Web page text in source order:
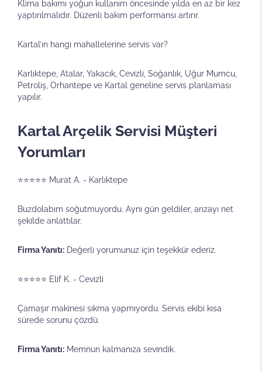
Klima bakımı yoğun kullanım öncesinde yılda en az bir kez
yaptırılmalıdır. Düzenli bakım performansı artırır.
Kartal’ın hangi mahallelerine servis var?
Karlıktepe, Atalar, Yakacık, Cevizli, Soğanlık, Uğur Mumcu,
Petroliş, Orhantepe ve Kartal geneline servis planlaması
yapılır.
Kartal Arçelik Servisi Müşteri
Yorumları
⭐⭐⭐⭐⭐ Murat A. - Karlıktepe
Buzdolabım soğutmuyordu. Aynı gün geldiler, arızayı net
şekilde anlattılar.
Firma Yanıtı: Değerli yorumunuz için teşekkür ederiz.
⭐⭐⭐⭐⭐ Elif K. - Cevizli
Çamaşır makinesi sıkma yapmıyordu. Servis ekibi kısa
sürede sorunu çözdü.
Firma Yanıtı: Memnun kalmanıza sevindik.